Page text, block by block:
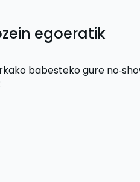
egoeratik
babesteko gure